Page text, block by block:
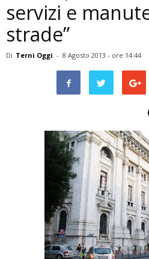
servizi e
strade”
Di Terni Oggi - 8 Agosto 2013 - ore 14:44